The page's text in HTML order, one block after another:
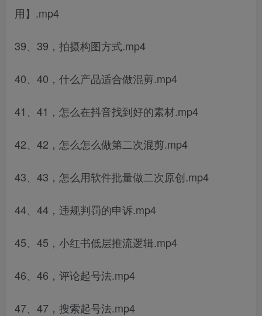
用】.mp4
39、39，拍摄构图方式.mp4
40、40，什么产品适合做混剪.mp4
41、41，怎么在抖音找到好的素材.mp4
42、42，怎么怎么做第二次混剪.mp4
43、43，怎么用软件批量做二次原创.mp4
44、44，违规判罚的申诉.mp4
45、45，小红书低层推流逻辑.mp4
46、46，评论起号法.mp4
47、47，搜索起号法.mp4